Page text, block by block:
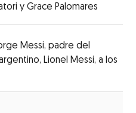
y Grace Palomares
Messi, padre del
Lionel Messi, a los